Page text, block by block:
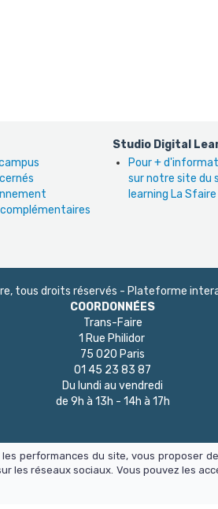
Studio Digital
Pour +
sur notre site du
learning La Sfaire
tous droits réservés - Plateforme
COORDONNÉES
Trans-Faire
1 Rue Philidor
75 020 Paris
01 45 23 83 87
Du lundi au vendredi
de 9h à 13h - 14h à 17h
performances du site, vous proposer
les réseaux sociaux. Vous pouvez les